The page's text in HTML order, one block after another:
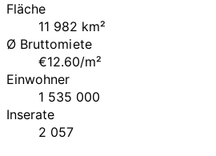
Fläche
11 982 km²
Ø Bruttomiete
€12.60/m²
Einwohner
1 535 000
Inserate
2 057